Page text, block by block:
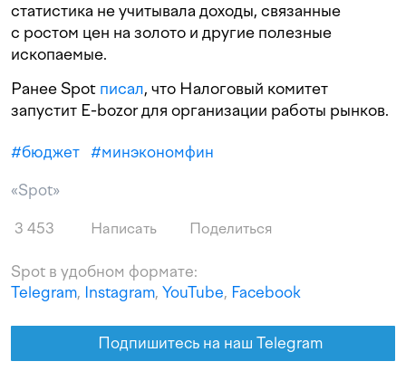
статистика не учитывала доходы, связанные
с ростом цен на золото и другие полезные
ископаемые.
Ранее Spot писал, что Налоговый комитет
запустит E-bozor для организации работы рынков.
#бюджет #минэкономфин
«Spot»
3 453 Написать Поделиться
Spot в удобном формате:
Telegram, Instagram, YouTube, Facebook
Подпишитесь на наш Telegram